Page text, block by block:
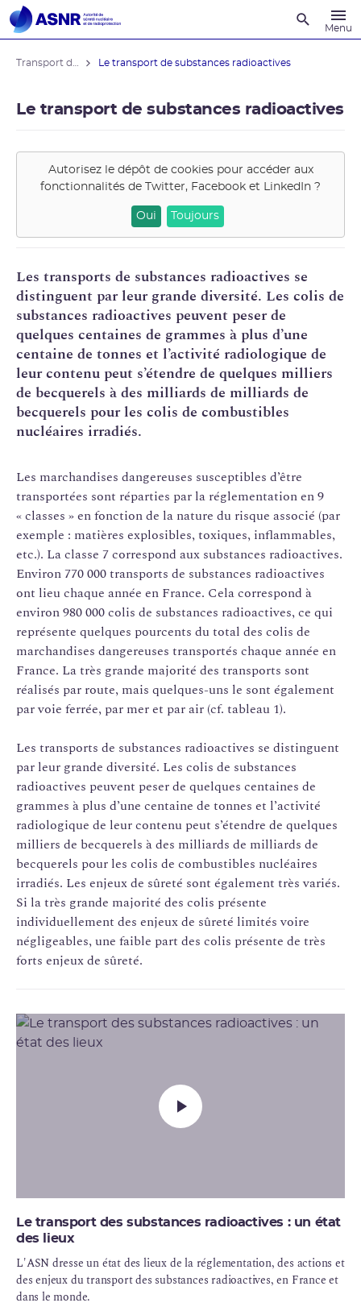
Menu
Le transport de substances radioactives
Le transport de substances radioactives
Autorisez le dépôt de cookies pour accéder aux
fonctionnalités de Twitter, Facebook et LinkedIn ?
Oui Toujours
Les transports de substances radioactives se
distinguent par leur grande diversité. Les colis de
substances radioactives peuvent peser de
quelques centaines de grammes à plus d’une
centaine de tonnes et l’activité radiologique de
leur contenu peut s’étendre de quelques milliers
de becquerels à des milliards de milliards de
becquerels pour les colis de combustibles
nucléaires irradiés.
Les marchandises dangereuses susceptibles d’être
transportées sont réparties par la réglementation en 9
« classes » en fonction de la nature du risque associé (par
exemple : matières explosibles, toxiques, inflammables,
etc.). La classe 7 correspond aux substances radioactives.
Environ 770 000 transports de substances radioactives
ont lieu chaque année en France. Cela correspond à
environ 980 000 colis de substances radioactives, ce qui
représente quelques pourcents du total des colis de
marchandises dangereuses transportés chaque année en
France. La très grande majorité des transports sont
réalisés par route, mais quelques-uns le sont également
par voie ferrée, par mer et par air (cf. tableau 1).
Les transports de substances radioactives se distinguent
par leur grande diversité. Les colis de substances
radioactives peuvent peser de quelques centaines de
grammes à plus d’une centaine de tonnes et l’activité
radiologique de leur contenu peut s’étendre de quelques
milliers de becquerels à des milliards de milliards de
becquerels pour les colis de combustibles nucléaires
irradiés. Les enjeux de sûreté sont également très variés.
Si la très grande majorité des colis présente
individuellement des enjeux de sûreté limités voire
négligeables, une faible part des colis présente de très
forts enjeux de sûreté.
Le transport des substances radioactives : un état
des lieux
L'ASN dresse un état des lieux de la réglementation, des actions et
des enjeux du transport des substances radioactives, en France et
dans le monde.